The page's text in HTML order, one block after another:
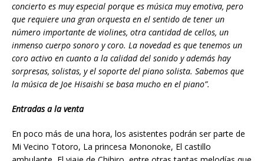
concierto es muy especial porque es música muy emotiva, pero
que requiere una gran orquesta en el sentido de tener un
número importante de violines, otra cantidad de cellos, un
inmenso cuerpo sonoro y coro. La novedad es que tenemos un
coro activo en cuanto a la calidad del sonido y además hay
sorpresas, solistas, y el soporte del piano solista. Sabemos que
la música de Joe Hisaishi se basa mucho en el piano”.
Entradas a la venta
En poco más de una hora, los asistentes podrán ser parte de
Mi Vecino Totoro, La princesa Mononoke, El castillo